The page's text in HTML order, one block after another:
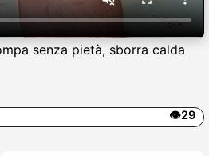
senza pietà, sborra calda
👁️29